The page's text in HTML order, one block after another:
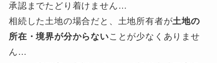
承認までたどり着けません…
相続した土地の場合だと、土地所有者が土地の
所在・境界が分からないことが少なくありませ
ん…